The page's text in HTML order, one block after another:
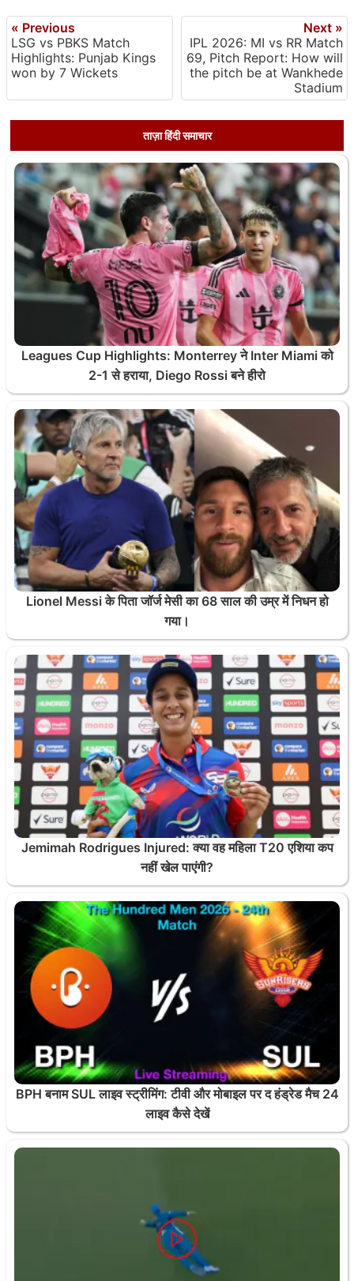
« Previous
LSG vs PBKS Match
Highlights: Punjab Kings
won by 7 Wickets
Next »
IPL 2026: MI vs RR Match
69, Pitch Report: How will
the pitch be at Wankhede
Stadium
ताज़ा हिंदी समाचार
Leagues Cup Highlights: Monterrey ने Inter Miami को
2-1 से हराया, Diego Rossi बने हीरो
Lionel Messi के पिता जॉर्ज मेसी का 68 साल की उम्र में निधन हो
गया।
Jemimah Rodrigues Injured: क्या वह महिला T20 एशिया कप
नहीं खेल पाएंगी?
BPH बनाम SUL लाइव स्ट्रीमिंग: टीवी और मोबाइल पर द हंड्रेड मैच 24
लाइव कैसे देखें